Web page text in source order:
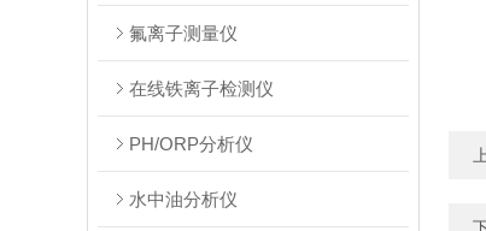
氟离子测量仪
在线铁离子检测仪
PH/ORP分析仪
水中油分析仪